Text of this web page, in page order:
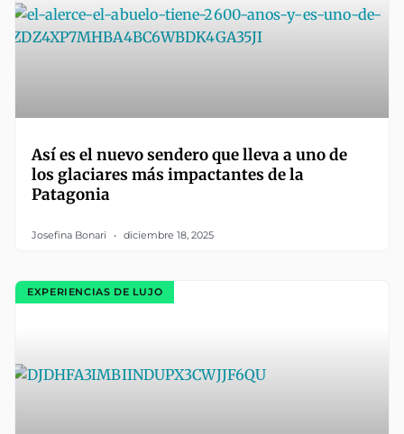
Así es el nuevo sendero que lleva a uno de
los glaciares más impactantes de la
Patagonia
Josefina Bonari diciembre 18, 2025
EXPERIENCIAS DE LUJO